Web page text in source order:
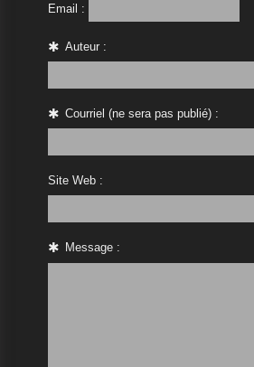
Email :
Auteur :
Courriel (ne sera pas publié) :
Site Web :
Message :